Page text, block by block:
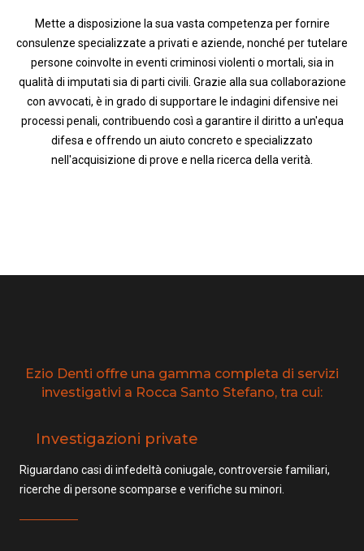
Mette a disposizione la sua vasta competenza per fornire
consulenze specializzate a privati e aziende, nonché per tutelare
persone coinvolte in eventi criminosi violenti o mortali, sia in
qualità di imputati sia di parti civili. Grazie alla sua collaborazione
con avvocati, è in grado di supportare le indagini difensive nei
processi penali, contribuendo così a garantire il diritto a un'equa
difesa e offrendo un aiuto concreto e specializzato
nell'acquisizione di prove e nella ricerca della verità.
Ezio Denti offre una gamma completa di servizi
investigativi a Rocca Santo Stefano, tra cui:
Investigazioni private
Riguardano casi di infedeltà coniugale, controversie familiari,
ricerche di persone scomparse e verifiche su minori.